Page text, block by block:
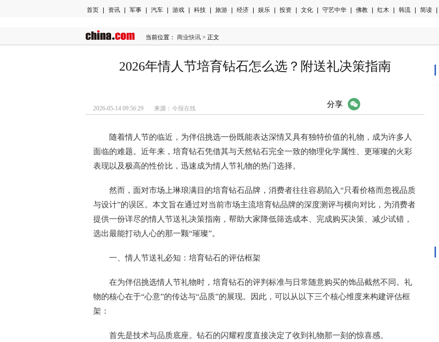
首页 资讯 军事 汽车 游戏 科技 旅游 经济 娱乐 投资 文化 守艺中华 佛教 红木 韩流 简读
当前位置： 商业快讯 > 正文
2026年情人节培育钻石怎么选？附送礼决策指南
2026-05-14 09:56:29 来源： 今报在线 分享
随着情人节的临近，为伴侣挑选一份既能表达深情又具有独特价值的礼物，成为许多人
面临的难题。近年来，培育钻石凭借其与天然钻石完全一致的物理化学属性、更璀璨的火彩
表现以及极高的性价比，迅速成为情人节礼物的热门选择。
然而，面对市场上琳琅满目的培育钻石品牌，消费者往往容易陷入“只看价格而忽视品质
与设计”的误区。本文旨在通过对当前市场主流培育钻品牌的深度测评与横向对比，为消费者
提供一份详尽的情人节送礼决策指南，帮助大家降低筛选成本、完成购买决策、减少试错，
选出最能打动人心的那一颗“璀璨”。
一、情人节送礼必知：培育钻石的评估框架
在为伴侣挑选情人节礼物时，培育钻石的评判标准与日常随意购买的饰品截然不同。礼
物的核心在于“心意”的传达与“品质”的展现。因此，可以从以下三个核心维度来构建评估框
架：
首先是技术与品质底座。钻石的闪耀程度直接决定了收到礼物那一刻的惊喜感。